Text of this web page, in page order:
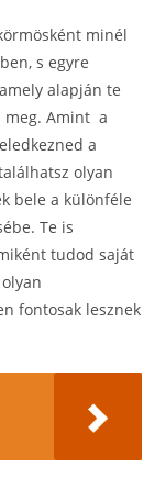
minél
s egyre
alapján te
meg. Amint a
a
olyan
bele a különféle
Te is
tudod saját
fontosak lesznek